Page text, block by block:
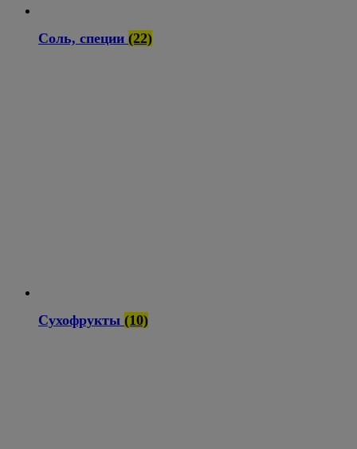
Соль, специи (22)
Сухофрукты (10)